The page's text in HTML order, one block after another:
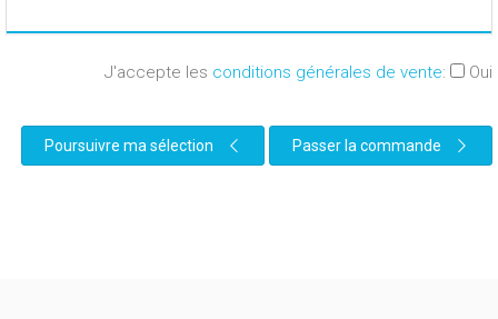
J'accepte les conditions générales de vente: Oui
Poursuivre ma sélection Passer la commande